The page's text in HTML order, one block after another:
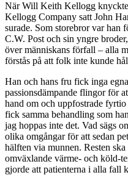
När Will Keith Kellogg knyckte
Kellogg Company satt John
surade. Som storebror var han
C.W. Post och sin yngre
över människans förfall – alla
förstås på att folk inte kunde
Han och hans fru fick inga
passionsdämpande flingor för
hand om och uppfostrade
fick samma behandling som
jag hoppas inte det. Vad sägs
olika omgångar för att sedan
hälften via munnen. Resten
omväxlande värme- och köld-
gjorde att patienterna i alla fall